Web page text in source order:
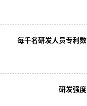
每千名研发人员专利数
研发强度